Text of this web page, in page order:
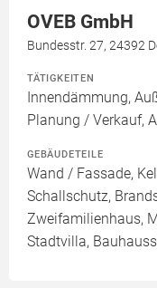
OVEB GmbH
Bundesstr. 27, 24392
TÄTIGKEITEN
Innendämmung,
Planung / Verkauf,
GEBÄUDETEILE
Wand / Fassade,
Schallschutz,
Zweifamilienhaus,
Stadtvilla,